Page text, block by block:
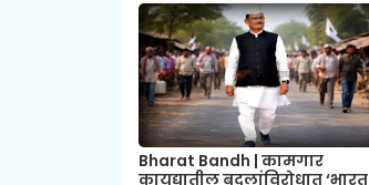
Bharat Bandh | कामगार
कायद्यातील बदलांविरोधात ‘भारत